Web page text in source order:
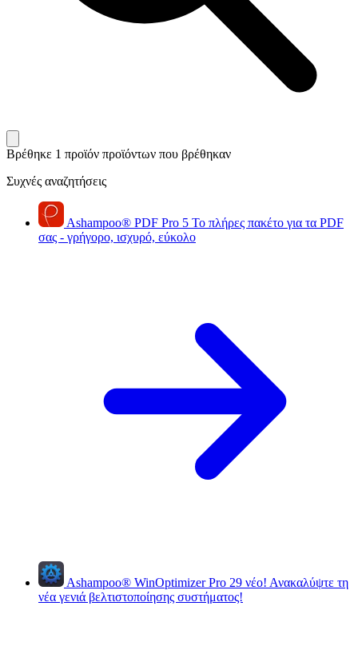
Βρέθηκε 1 προϊόν προϊόντων που βρέθηκαν
Συχνές αναζητήσεις
Ashampoo® PDF Pro 5 Το πλήρες πακέτο για τα PDF
σας - γρήγορο, ισχυρό, εύκολο
Ashampoo® WinOptimizer Pro 29 νέο! Ανακαλύψτε τη
νέα γενιά βελτιστοποίησης συστήματος!